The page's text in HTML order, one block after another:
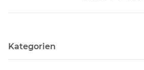
Kategorien